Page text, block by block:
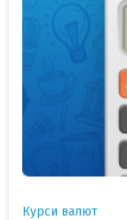
Курси валют